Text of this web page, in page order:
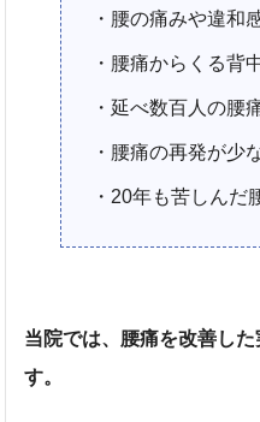
・腰の痛みや違和
・腰痛からくる背
・延べ数百人の腰
・腰痛の再発が少
・20年も苦しんだ
当院では、腰痛を改善し
す。